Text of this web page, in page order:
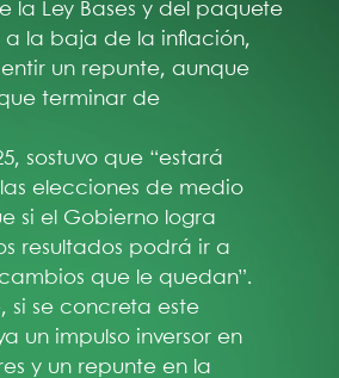
la Ley Bases y del paquete
a la baja de la inflación,
un repunte, aunque
terminar de
sostuvo que “estará
elecciones de medio
si el Gobierno logra
resultados podrá ir a
que le quedan”.
si se concreta este
un impulso inversor en
y un repunte en la